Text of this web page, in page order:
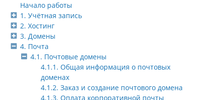
Начало работы
1. Учётная запись
2. Хостинг
3. Домены
4. Почта
4.1. Почтовые домены
4.1.1. Общая информация о почтовых
доменах
4.1.2. Заказ и создание почтового домена
4.1.3. Оплата корпоративной почты